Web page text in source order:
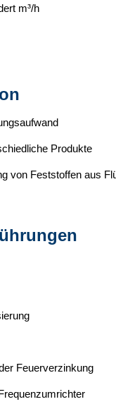
m³/h
Produkte
von Feststoffen aus
Feuerverzinkung